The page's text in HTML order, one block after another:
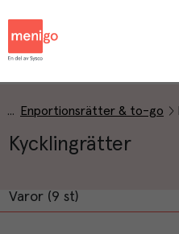
Enportionsrätter & to-go
Kycklingrätter
Varor (9 st)